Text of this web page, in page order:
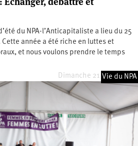
du NPA-l’Anticapitaliste a lieu du 25
Cette année a été riche en luttes et
et nous voulons prendre le temps
Dimanche 21 juillet 2024
Vie du NPA